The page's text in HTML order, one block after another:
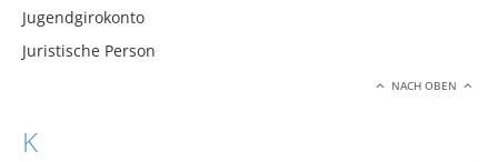
Jugendgirokonto
Juristische Person
NACH OBEN
K